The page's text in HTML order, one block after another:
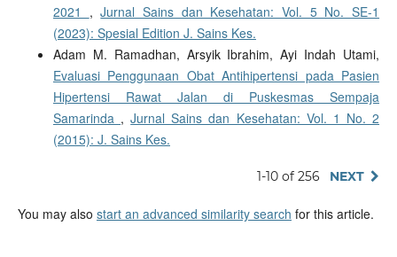
2021 ,Jurnal Sains dan Kesehatan: Vol. 5 No. SE-1
(2023): Spesial Edition J. Sains Kes.
Adam M. Ramadhan, Arsyik Ibrahim, Ayi Indah Utami,
Evaluasi Penggunaan Obat Antihipertensi pada Pasien
Hipertensi Rawat Jalan di Puskesmas Sempaja
Samarinda ,Jurnal Sains dan Kesehatan: Vol. 1 No. 2
(2015): J. Sains Kes.
1-10 of 256 NEXT
You may also start an advanced similarity search for this article.